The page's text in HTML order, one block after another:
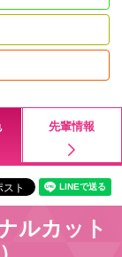
先輩情報
ルカット